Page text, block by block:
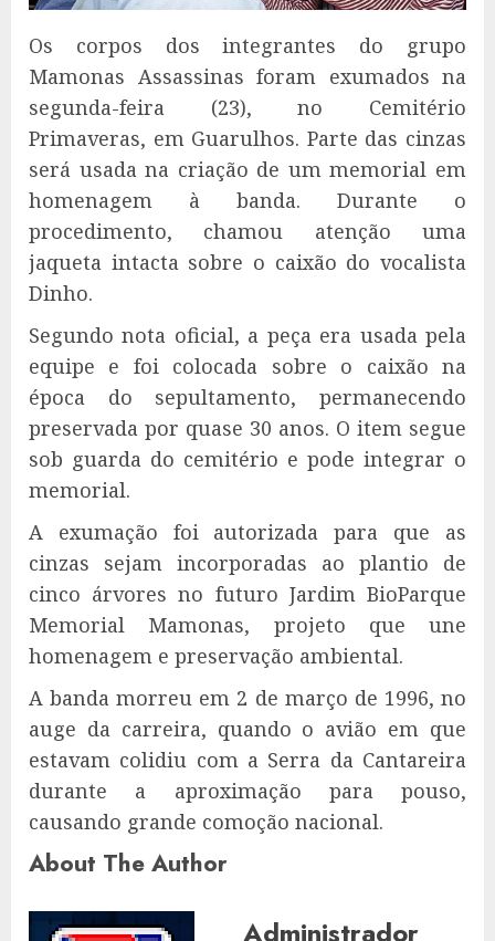
Os corpos dos integrantes do grupo
Mamonas Assassinas foram exumados na
segunda-feira (23), no Cemitério
Primaveras, em Guarulhos. Parte das cinzas
será usada na criação de um memorial em
homenagem à banda. Durante o
procedimento, chamou atenção uma
jaqueta intacta sobre o caixão do vocalista
Dinho.
Segundo nota oficial, a peça era usada pela
equipe e foi colocada sobre o caixão na
época do sepultamento, permanecendo
preservada por quase 30 anos. O item segue
sob guarda do cemitério e pode integrar o
memorial.
A exumação foi autorizada para que as
cinzas sejam incorporadas ao plantio de
cinco árvores no futuro Jardim BioParque
Memorial Mamonas, projeto que une
homenagem e preservação ambiental.
A banda morreu em 2 de março de 1996, no
auge da carreira, quando o avião em que
estavam colidiu com a Serra da Cantareira
durante a aproximação para pouso,
causando grande comoção nacional.
About The Author
Administrador